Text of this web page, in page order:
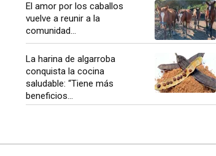
El amor por los caballos
vuelve a reunir a la
comunidad...
La harina de algarroba
conquista la cocina
saludable: “Tiene más
beneficios...